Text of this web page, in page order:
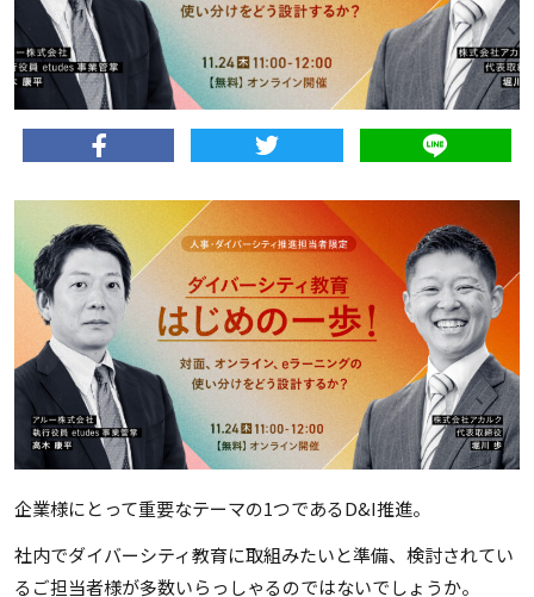
企業様にとって重要なテーマの1つであるD&I推進。
社内でダイバーシティ教育に取組みたいと準備、検討されてい
るご担当者様が多数いらっしゃるのではないでしょうか。